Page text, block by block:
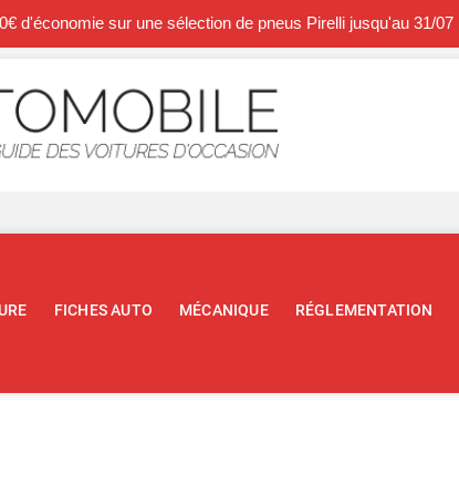
d'économie sur une sélection de pneus Pirelli jusqu'au 31/07
FICHES AUTO MÉCANIQUE RÉGLEMENTATION